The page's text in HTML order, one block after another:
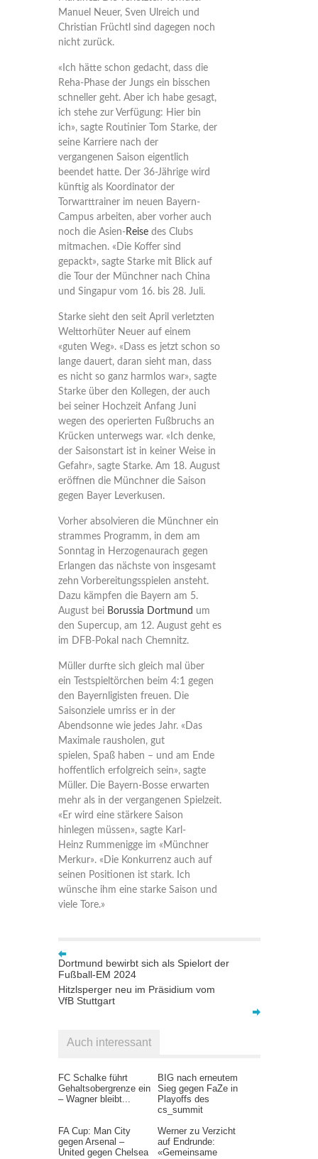
Manuel Neuer, Sven Ulreich und
Christian Früchtl sind dagegen noch
nicht zurück.
«Ich hätte schon gedacht, dass die
Reha-Phase der Jungs ein bisschen
schneller geht. Aber ich habe gesagt,
ich stehe zur Verfügung: Hier bin
ich», sagte Routinier Tom Starke, der
seine Karriere nach der
vergangenen Saison eigentlich
beendet hatte. Der 36-Jährige wird
künftig als Koordinator der
Torwarttrainer im neuen Bayern-
Campus arbeiten, aber vorher auch
noch die Asien-Reisedes Clubs
mitmachen. «Die Koffer sind
gepackt», sagte Starke mit Blick auf
die Tour der Münchner nach China
und Singapur vom 16. bis 28. Juli.
Starke sieht den seit April verletzten
Welttorhüter Neuer auf einem
«guten Weg». «Dass es jetzt schon so
lange dauert, daran sieht man, dass
es nicht so ganz harmlos war», sagte
Starke über den Kollegen, der auch
bei seiner Hochzeit Anfang Juni
wegen des operierten Fußbruchs an
Krücken unterwegs war. «Ich denke,
der Saisonstart ist in keiner Weise in
Gefahr», sagte Starke. Am 18. August
eröffnen die Münchner die Saison
gegen Bayer Leverkusen.
Vorher absolvieren die Münchner ein
strammes Programm, in dem am
Sonntag in Herzogenaurach gegen
Erlangen das nächste von insgesamt
zehn Vorbereitungsspielen ansteht.
Dazu kämpfen die Bayern am 5.
August bei Borussia Dortmund um
den Supercup, am 12. August geht es
im DFB-Pokal nach Chemnitz.
Müller durfte sich gleich mal über
ein Testspieltörchen beim 4:1 gegen
den Bayernligisten freuen. Die
Saisonziele umriss er in der
Abendsonne wie jedes Jahr. «Das
Maximale rausholen, gut
spielen, Spaß haben – und am Ende
hoffentlich erfolgreich sein», sagte
Müller. Die Bayern-Bosse erwarten
mehr als in der vergangenen Spielzeit.
«Er wird eine stärkere Saison
hinlegen müssen», sagte Karl-
Heinz Rummenigge im «Münchner
Merkur». «Die Konkurrenz auch auf
seinen Positionen ist stark. Ich
wünsche ihm eine starke Saison und
viele Tore.»
Dortmund bewirbt sich als Spielort der
Fußball-EM 2024
Hitzlsperger neu im Präsidium vom
VfB Stuttgart
Auch interessant
FC Schalke führt
Gehaltsobergrenze ein
– Wagner bleibt...
BIG nach erneutem
Sieg gegen FaZe in
Playoffs des
cs_summit
FA Cup: Man City
gegen Arsenal –
United gegen Chelsea
Werner zu Verzicht
auf Endrunde:
«Gemeinsame